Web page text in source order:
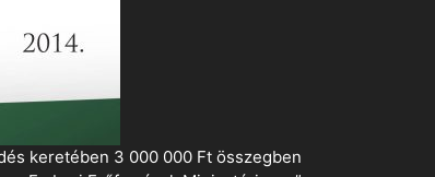
keretében 3 000 000 Ft összegben